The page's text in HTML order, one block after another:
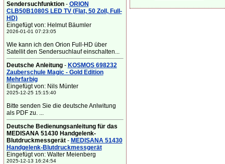
Sendersuchfunktion- ORION
CLB50B1080S LED TV (Flat, 50 Zoll, Full-
HD)
Eingefügt von: Helmut Bäumler
2026-01-01 07:23:05
Wie kann ich den Orion Full-HD über
Satellit den Sendersuchlauf einschalten...
Deutsche Anleitung- KOSMOS 698232
Zauberschule Magic - Gold Edition
Mehrfarbig
Eingefügt von: Nils Münter
2025-12-25 15:15:40
Bitte senden Sie die deutsche Anlwitung
als PDF zu. ...
Deutsche Bedienungsanleitung für das
MEDISANA 51430 Handgelenk-
Blutdruckmessgerät- MEDISANA 51430
Handgelenk-Blutdruckmessgerät
Eingefügt von: Walter Meienberg
2025-12-13 16:24:54